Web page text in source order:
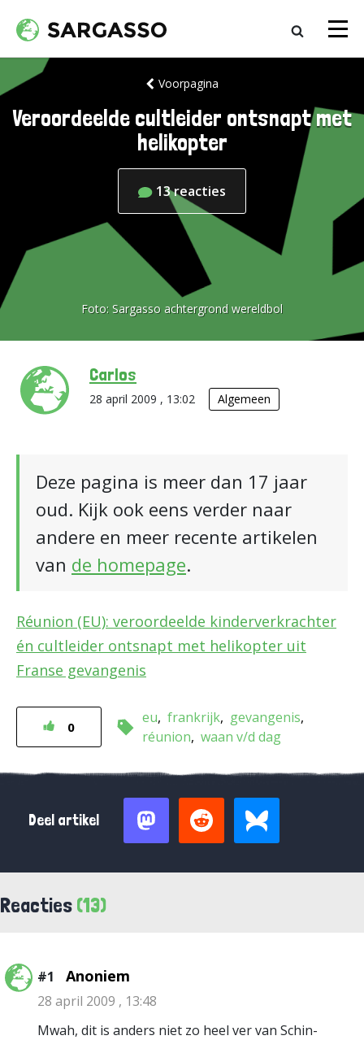
Voorpagina
Veroordeelde cultleider ontsnapt met
helikopter
13reacties
Foto: Sargasso achtergrond wereldbol
Carlos
28 april 2009 , 13:02 Algemeen
Deze pagina is meer dan 17 jaar
oud. Kijk ook eens verder naar
andere en meer recente artikelen
van de homepage.
Réunion (EU): veroordeelde kinderverkrachter
én cultleider ontsnapt met helikopter uit
Franse gevangenis
0
eu frankrijk gevangenis
réunion waan v/d dag
Deel artikel
Reacties (13)
#1 Anoniem
28 april 2009 , 13:48
Mwah, dit is anders niet zo heel ver van Schin-